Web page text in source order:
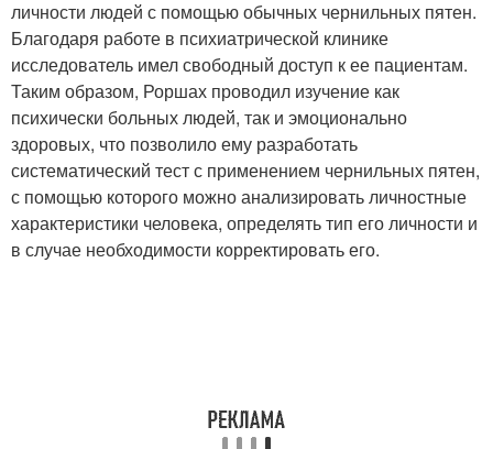
личности людей с помощью обычных чернильных пятен.
Благодаря работе в психиатрической клинике
исследователь имел свободный доступ к ее пациентам.
Таким образом, Роршах проводил изучение как
психически больных людей, так и эмоционально
здоровых, что позволило ему разработать
систематический тест с применением чернильных пятен,
с помощью которого можно анализировать личностные
характеристики человека, определять тип его личности и
в случае необходимости корректировать его.